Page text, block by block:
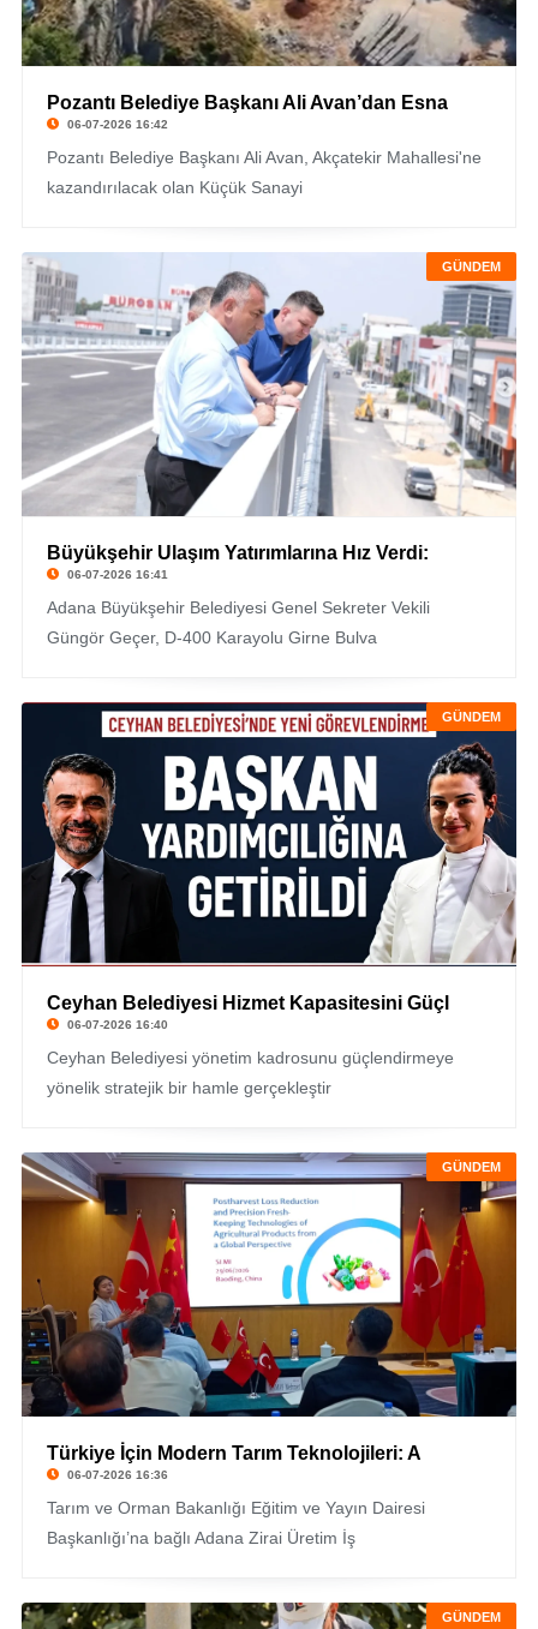
Pozantı Belediye Başkanı Ali Avan’dan Esna
06-07-2026 16:42
Pozantı Belediye Başkanı Ali Avan, Akçatekir Mahallesi'ne
kazandırılacak olan Küçük Sanayi
GÜNDEM
Büyükşehir Ulaşım Yatırımlarına Hız Verdi:
06-07-2026 16:41
Adana Büyükşehir Belediyesi Genel Sekreter Vekili
Güngör Geçer, D-400 Karayolu Girne Bulva
GÜNDEM
Ceyhan Belediyesi Hizmet Kapasitesini Güçl
06-07-2026 16:40
Ceyhan Belediyesi yönetim kadrosunu güçlendirmeye
yönelik stratejik bir hamle gerçekleştir
GÜNDEM
Türkiye İçin Modern Tarım Teknolojileri: A
06-07-2026 16:36
Tarım ve Orman Bakanlığı Eğitim ve Yayın Dairesi
Başkanlığı’na bağlı Adana Zirai Üretim İş
GÜNDEM